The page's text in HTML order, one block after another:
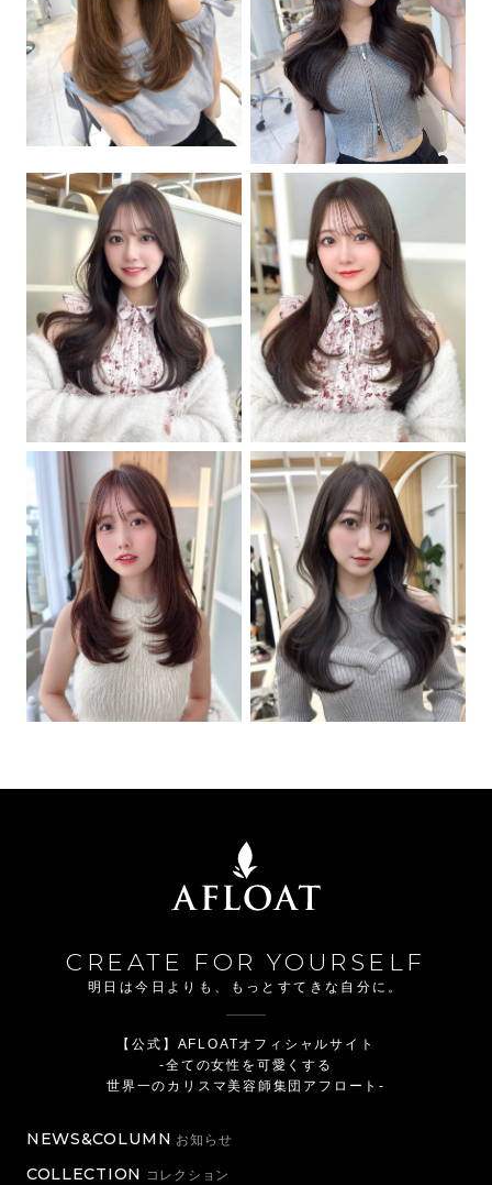
CREATE FOR YOURSELF
明日は今日よりも、もっとすてきな自分に。
【公式】AFLOATオフィシャルサイト
-全ての女性を可愛くする
世界一のカリスマ美容師集団アフロート-
NEWS&COLUMN お知らせ
COLLECTION コレクション